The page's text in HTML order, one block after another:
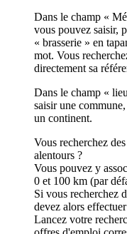
Dans le champ «
vous pouvez saisir,
« brasserie » en
mot. Vous
directement sa
Dans le champ «
saisir une
un continent.
Vous recherchez
alentours ?
Vous pouvez y
0 et 100 km (par
Si vous recherchez
devez alors
Lancez votre